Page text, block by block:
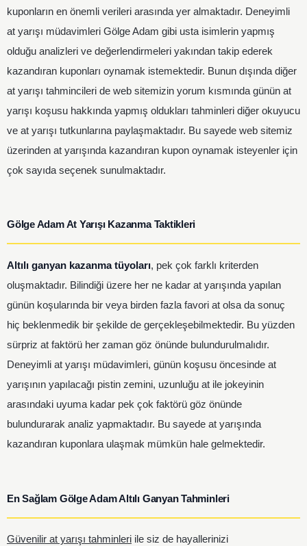
kuponların en önemli verileri arasında yer almaktadır. Deneyimli
at yarışı müdavimleri Gölge Adam gibi usta isimlerin yapmış
olduğu analizleri ve değerlendirmeleri yakından takip ederek
kazandıran kuponları oynamak istemektedir. Bunun dışında diğer
at yarışı tahmincileri de web sitemizin yorum kısmında günün at
yarışı koşusu hakkında yapmış oldukları tahminleri diğer okuyucu
ve at yarışı tutkunlarına paylaşmaktadır. Bu sayede web sitemiz
üzerinden at yarışında kazandıran kupon oynamak isteyenler için
çok sayıda seçenek sunulmaktadır.
Gölge Adam At Yarışı Kazanma Taktikleri
Altılı ganyan kazanma tüyoları, pek çok farklı kriterden
oluşmaktadır. Bilindiği üzere her ne kadar at yarışında yapılan
günün koşularında bir veya birden fazla favori at olsa da sonuç
hiç beklenmedik bir şekilde de gerçekleşebilmektedir. Bu yüzden
sürpriz at faktörü her zaman göz önünde bulundurulmalıdır.
Deneyimli at yarışı müdavimleri, günün koşusu öncesinde at
yarışının yapılacağı pistin zemini, uzunluğu at ile jokeyinin
arasındaki uyuma kadar pek çok faktörü göz önünde
bulundurarak analiz yapmaktadır. Bu sayede at yarışında
kazandıran kuponlara ulaşmak mümkün hale gelmektedir.
En Sağlam Gölge Adam Altılı Ganyan Tahminleri
Güvenilir at yarışı tahminleri ile siz de hayallerinizi